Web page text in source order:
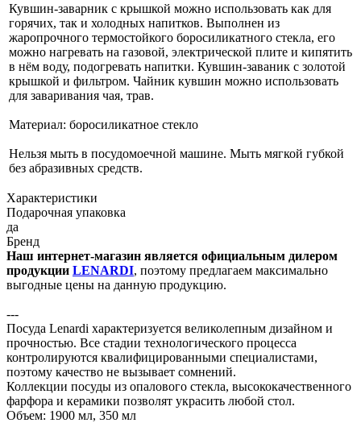
Кувшин-заварник с крышкой можно использовать как для
горячих, так и холодных напитков. Выполнен из
жаропрочного термостойкого боросиликатного стекла, его
можно нагревать на газовой, электрической плите и кипятить
в нём воду, подогревать напитки. Кувшин-заваник с золотой
крышкой и фильтром. Чайник кувшин можно использовать
для заваривания чая, трав.
Материал: боросиликатное стекло
Нельзя мыть в посудомоечной машине. Мыть мягкой губкой
без абразивных средств.
Характеристики
Подарочная упаковка
да
Бренд
Наш интернет-магазин является официальным дилером
продукции LENARDI, поэтому предлагаем максимально
выгодные цены на данную продукцию.
---
Посуда Lenardi характеризуется великолепным дизайном и
прочностью. Все стадии технологического процесса
контролируются квалифицированными специалистами,
поэтому качество не вызывает сомнений.
Коллекции посуды из опалового стекла, высококачественного
фарфора и керамики позволят украсить любой стол.
Объем: 1900 мл, 350 мл